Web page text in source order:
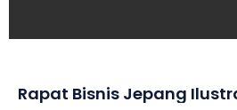
Rapat Bisnis Jepang